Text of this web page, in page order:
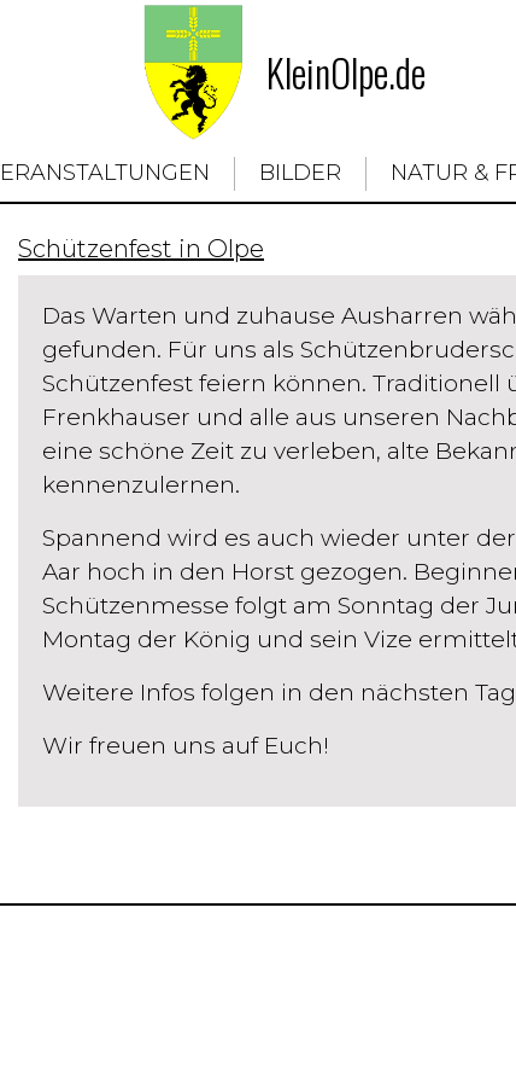
KleinOlpe.de
BILDER NATUR &
Schützenfest in Olpe
Das Warten und zuhause Ausharren
gefunden. Für uns als
Schützenfest feiern können. Traditionell
Frenkhauser und alle aus unseren
eine schöne Zeit zu verleben, alte
kennenzulernen.
Spannend wird es auch wieder unter
Aar hoch in den Horst gezogen.
Schützenmesse folgt am Sonntag der
Montag der König und sein Vize
Weitere Infos folgen in den nächsten
Wir freuen uns auf Euch!